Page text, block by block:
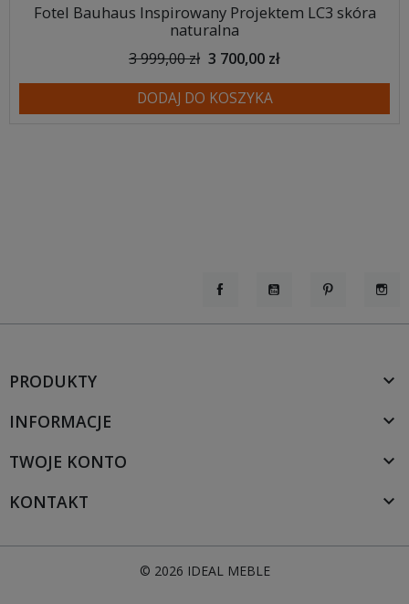
Fotel Bauhaus Inspirowany Projektem LC3 skóra
naturalna
3 999,00 zł 3 700,00 zł
DODAJ DO KOSZYKA
PRODUKTY

INFORMACJE

TWOJE KONTO

KONTAKT

© 2026 IDEAL MEBLE